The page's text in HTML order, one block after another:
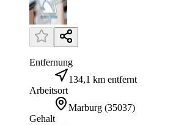
Entfernung
134,1 km entfernt
Arbeitsort
Marburg (35037)
Gehalt